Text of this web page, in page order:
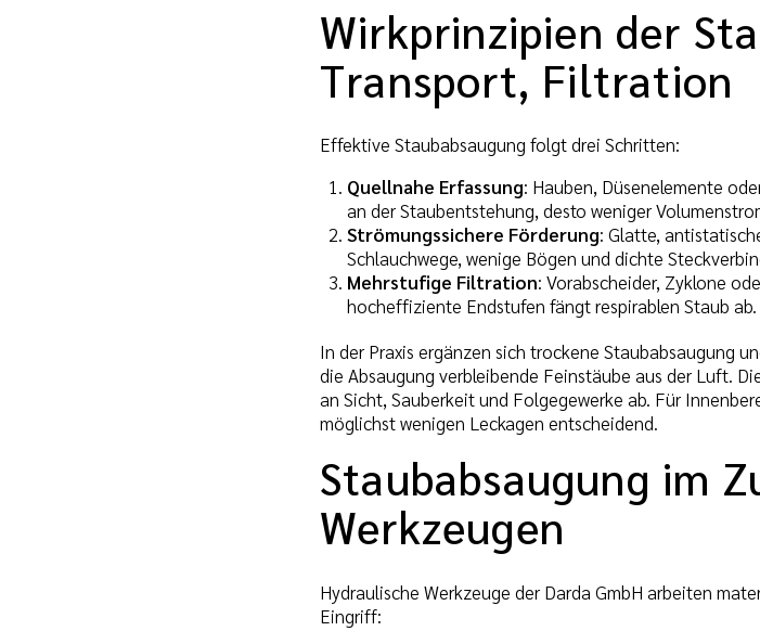
Wirkprinzipien der
Transport, Filtration
Effektive Staubabsaugung folgt drei Schritten:
Quellnahe Erfassung: Hauben, Düsenelemente
an der Staubentstehung, desto weniger
Strömungssichere Förderung: Glatte,
Schlauchwege, wenige Bögen und dichte
Mehrstufige Filtration: Vorabscheider, Zyklone
hocheffiziente Endstufen fängt respirablen Staub
In der Praxis ergänzen sich trockene Staubabsaugung
die Absaugung verbleibende Feinstäube aus der Luft.
an Sicht, Sauberkeit und Folgegewerke ab. Für
möglichst wenigen Leckagen entscheidend.
Staubabsaugung im
Werkzeugen
Hydraulische Werkzeuge der Darda GmbH arbeiten
Eingriff: